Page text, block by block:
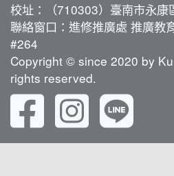
校址：（710303）臺南市永康
聯絡窗口：進修推廣處 推廣教
#264
Copyright © since 2020 by
rights reserved.